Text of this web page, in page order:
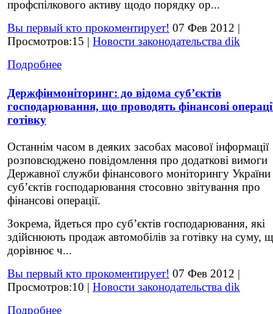
профспілкового активу щодо порядку ор...
Вы первый кто прокоментирует! 07 Фев 2012 |
Просмотров:15 | Новости законодательства dik
Подробнее
Держфінмоніторинг: до відома суб’єктів
господарювання, що проводять фінансові
готівку
Останнім часом в деяких засобах масової інформації
розповсюджено повідомлення про додаткові вимоги
Державної служби фінансового моніторингу
суб’єктів господарювання стосовно звітування про
фінансові операції.
Зокрема, йдеться про суб’єктів господарювання, які
здійснюють продаж автомобілів за готівку на суму,
дорівнює ч...
Вы первый кто прокоментирует! 07 Фев 2012 |
Просмотров:10 | Новости законодательства dik
Подробнее